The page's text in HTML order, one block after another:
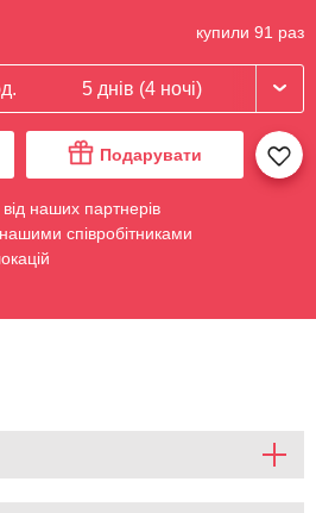
купили 91 раз
5 днів (4 ночі)
Подарувати
наших партнерів
співробітниками